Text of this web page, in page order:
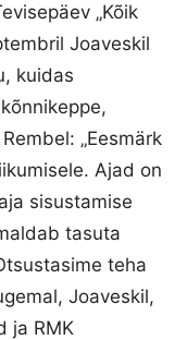
„Kõik
Joaveskil
kuidas
„Eesmärk
Ajad on
sisustamise
tasuta
teha
Joaveskil,
ja RMK